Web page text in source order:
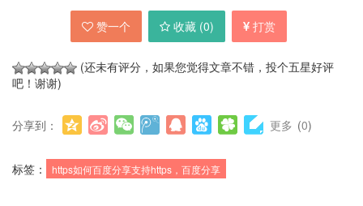
赞一个 收藏 (0) 打赏
(还未有评分，如果您觉得文章不错，投个五星好评
吧！谢谢)
分享到： 更多 (0)
标签： https如何百度分享支持https，百度分享